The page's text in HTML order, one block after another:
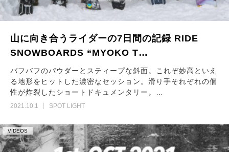
山に向き合うライダーの7日間の記録 RIDE
SNOWBOARDS “MYOKO T…
バフバフのパウダーとスティープな斜面。これぞ妙高といえ
る地形をヒットした濃密なセッション。滑り手それぞれの個
性が炸裂したショートドキュメンタリー。…
2021.10.1 SPOT LIGHT
VIDEOS